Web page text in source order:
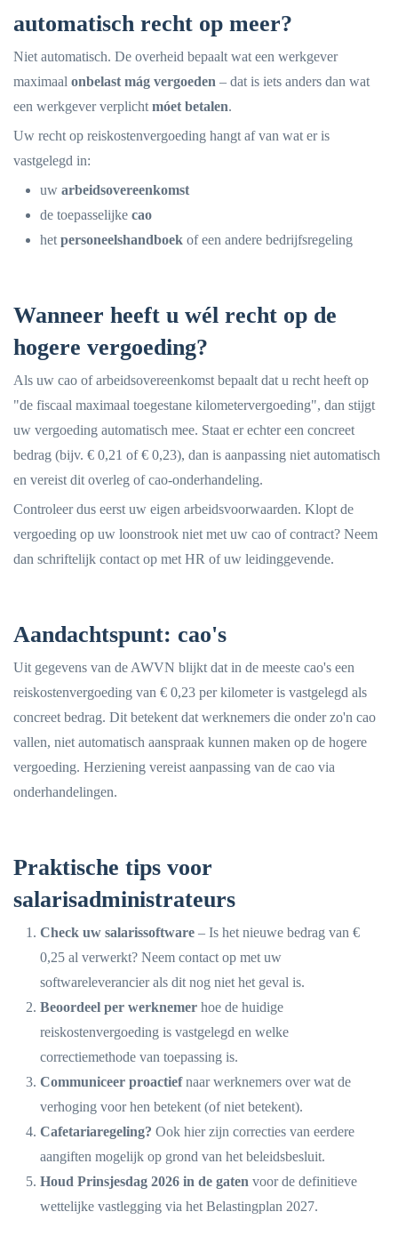
automatisch recht op meer?
Niet automatisch. De overheid bepaalt wat een werkgever
maximaal onbelast mág vergoeden – dat is iets anders dan wat
een werkgever verplicht móet betalen.
Uw recht op reiskostenvergoeding hangt af van wat er is
vastgelegd in:
uw arbeidsovereenkomst
de toepasselijke cao
het personeelshandboek of een andere bedrijfsregeling
Wanneer heeft u wél recht op de
hogere vergoeding?
Als uw cao of arbeidsovereenkomst bepaalt dat u recht heeft op
"de fiscaal maximaal toegestane kilometervergoeding", dan stijgt
uw vergoeding automatisch mee. Staat er echter een concreet
bedrag (bijv. € 0,21 of € 0,23), dan is aanpassing niet automatisch
en vereist dit overleg of cao-onderhandeling.
Controleer dus eerst uw eigen arbeidsvoorwaarden. Klopt de
vergoeding op uw loonstrook niet met uw cao of contract? Neem
dan schriftelijk contact op met HR of uw leidinggevende.
Aandachtspunt: cao's
Uit gegevens van de AWVN blijkt dat in de meeste cao's een
reiskostenvergoeding van € 0,23 per kilometer is vastgelegd als
concreet bedrag. Dit betekent dat werknemers die onder zo'n cao
vallen, niet automatisch aanspraak kunnen maken op de hogere
vergoeding. Herziening vereist aanpassing van de cao via
onderhandelingen.
Praktische tips voor
salarisadministrateurs
Check uw salarissoftware – Is het nieuwe bedrag van €
0,25 al verwerkt? Neem contact op met uw
softwareleverancier als dit nog niet het geval is.
Beoordeel per werknemer hoe de huidige
reiskostenvergoeding is vastgelegd en welke
correctiemethode van toepassing is.
Communiceer proactiefnaar werknemers over wat de
verhoging voor hen betekent (of niet betekent).
Cafetariaregeling? Ook hier zijn correcties van eerdere
aangiften mogelijk op grond van het beleidsbesluit.
Houd Prinsjesdag 2026 in de gaten voor de definitieve
wettelijke vastlegging via het Belastingplan 2027.